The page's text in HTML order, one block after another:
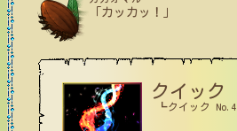
「カッカッ！」
クイック
┗クイック No.4